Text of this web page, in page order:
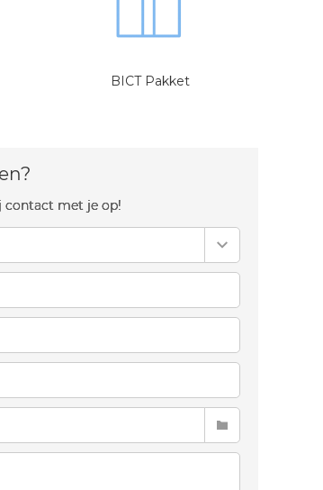
BICT Pakket
contact met je op!